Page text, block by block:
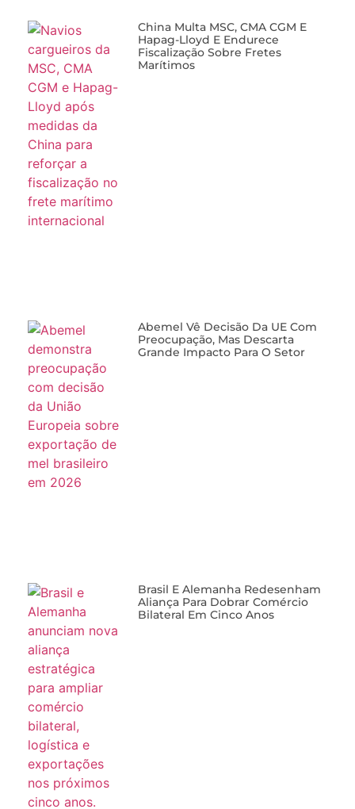
China Multa MSC, CMA CGM E
Hapag-Lloyd E Endurece
Fiscalização Sobre Fretes
Marítimos
Abemel Vê Decisão Da UE Com
Preocupação, Mas Descarta
Grande Impacto Para O Setor
Brasil E Alemanha Redesenham
Aliança Para Dobrar Comércio
Bilateral Em Cinco Anos